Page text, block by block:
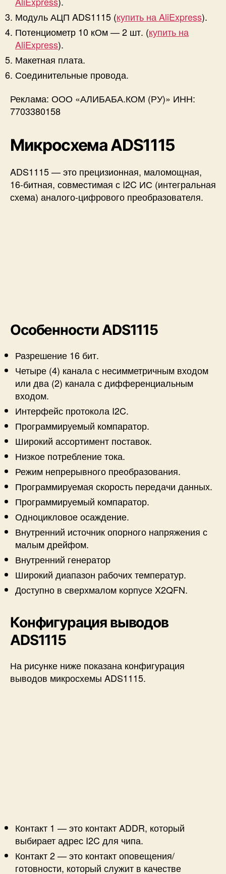
Модуль АЦП ADS1115 (купить на AliExpress).
Потенциометр 10 кОм — 2 шт. (купить на
AliExpress).
Макетная плата.
Соединительные провода.
Реклама: ООО «АЛИБАБА.КОМ (РУ)» ИНН:
7703380158
Микросхема ADS1115
ADS1115 — это прецизионная, маломощная,
16-битная, совместимая с I2C ИС (интегральная
схема) аналого-цифрового преобразователя.
Особенности ADS1115
Разрешение 16 бит.
Четыре (4) канала с несимметричным входом
или два (2) канала с дифференциальным
входом.
Интерфейс протокола I2C.
Программируемый компаратор.
Широкий ассортимент поставок.
Низкое потребление тока.
Режим непрерывного преобразования.
Программируемая скорость передачи данных.
Программируемый компаратор.
Одноцикловое осаждение.
Внутренний источник опорного напряжения с
малым дрейфом.
Внутренний генератор
Широкий диапазон рабочих температур.
Доступно в сверхмалом корпусе X2QFN.
Конфигурация выводов
ADS1115
На рисунке ниже показана конфигурация
выводов микросхемы ADS1115.
Контакт 1 — это контакт ADDR, который
выбирает адрес I2C для чипа.
Контакт 2 — это контакт оповещения/
готовности, который служит в качестве